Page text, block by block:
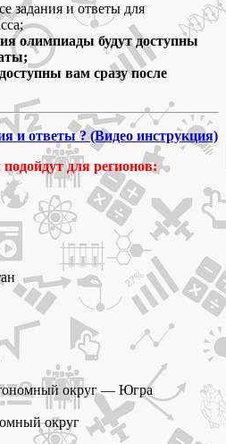
задания и ответы для
олимпиады будут доступны
вам сразу после
и ответы ? (Видео инструкция)
для регионов:
округ — Югра
округ